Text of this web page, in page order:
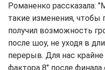
Романенко рассказала:
такие изменения, чтобы
получил возможность
после шоу, не уходя в
перерыв. Для нас
фактора 8" после финала